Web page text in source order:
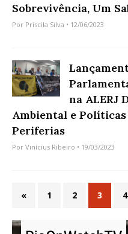
Sobrevivência, Um
Por Priscila Silva • 12/06/2023
na ALERJ
Ambiental e Políticas
Periferias
Por Vinícius Ribeiro • 19/03/2023
« 1 2 3 4